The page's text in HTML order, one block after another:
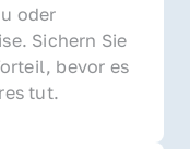
oder
Sichern Sie
bevor es
tut.